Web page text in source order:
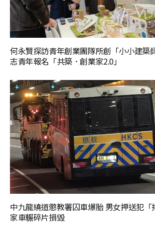
何永賢探訪青年創業團隊所創「小小建築
志青年報名「共築．創業家2.0」
中九龍繞道懲教署囚車爆胎 男女押送犯「
家車輾碎片損毀